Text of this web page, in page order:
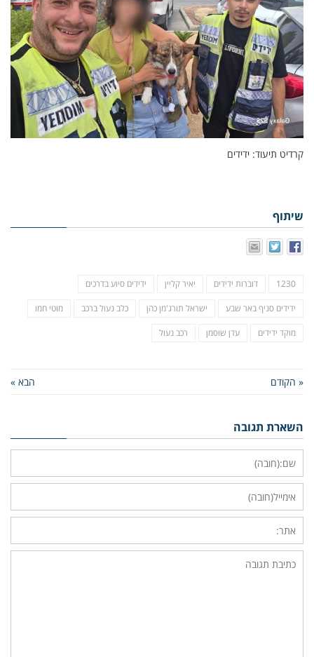
קרדיט תיעוד: ידידים
שיתוף
1230 דוברות ידידים יאיר קליין ידידים סיוע בדרכים
ידידים סניף באר שבע ישראל תורג'מן כהן כלב נעול ברכב מוטי חמו
מוקד ידידים עדן שוסמן רכב נעול
« הקודם הבא »
השארת תגובה